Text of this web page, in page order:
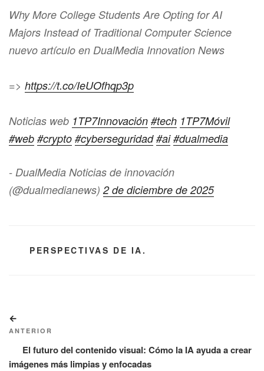
Why More College Students Are Opting for AI
Majors Instead of Traditional Computer Science
nuevo artículo en DualMedia Innovation News
=> https://t.co/IeUOfhqp3p
Noticias web 1TP7Innovación #tech 1TP7Móvil
#web #crypto #cyberseguridad #ai #dualmedia
- DualMedia Noticias de innovación
(@dualmedianews) 2 de diciembre de 2025
CATEGORÍAS
PERSPECTIVAS DE IA.
de
entradas
anterior:
ANTERIOR
El futuro del contenido visual: Cómo la IA ayuda a crear
imágenes más limpias y enfocadas